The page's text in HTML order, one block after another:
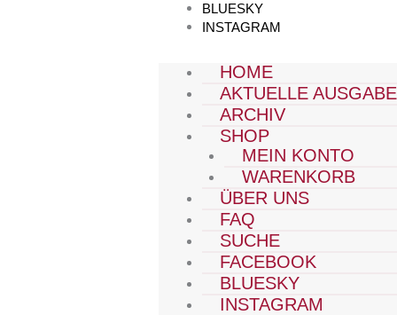
BLUESKY
INSTAGRAM
HOME
AKTUELLE AUSGABE
ARCHIV
SHOP
MEIN KONTO
WARENKORB
ÜBER UNS
FAQ
SUCHE
FACEBOOK
BLUESKY
INSTAGRAM